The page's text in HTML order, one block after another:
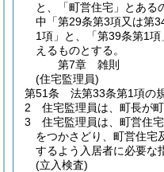
と、「町営住宅」とある
中「第29条第3項又は第
1項」と、「第39条第1
えるものとする。
第7章
雑則
(住宅監理員)
第51条
法第33条第1項の
2
住宅監理員は、町長が
3
住宅監理員は、町営住
をつかさどり、町営住宅
するよう入居者に必要な
(立入検査)